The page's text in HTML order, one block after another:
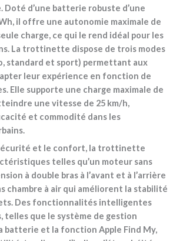
Doté d’une batterie robuste d’une
il offre une autonomie maximale de
charge, ce qui le rend idéal pour les
La trottinette dispose de trois modes
standard et sport) permettant aux
leur expérience en fonction de
Elle supporte une charge maximale de
une vitesse de 25 km/h,
et commodité dans les
et le confort, la trottinette
telles qu’un moteur sans
à double bras à l’avant et à l’arrière
chambre à air qui améliorent la stabilité
Des fonctionnalités intelligentes
telles que le système de gestion
batterie et la fonction Apple Find My,